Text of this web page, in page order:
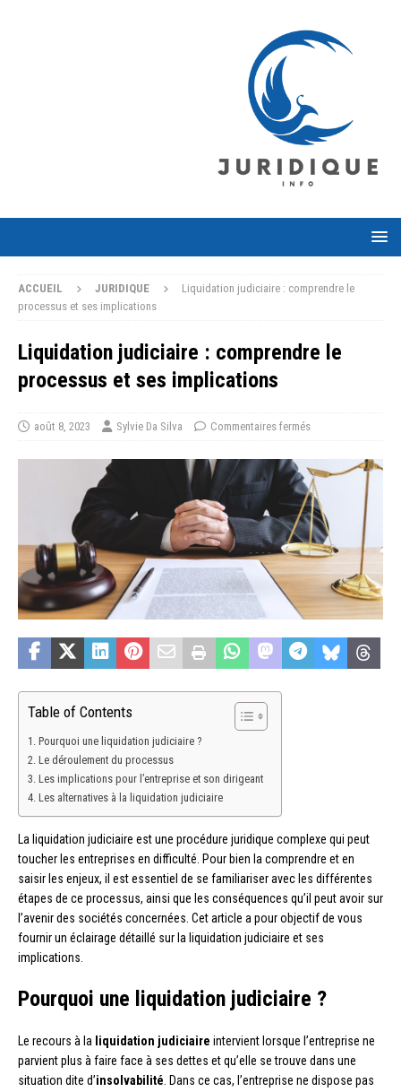
ACCUEIL JURIDIQUE
Liquidation judiciaire : comprendre le
processus et ses implications
Liquidation judiciaire : comprendre le
processus et ses implications
août 8, 2023 Sylvie Da Silva Commentaires fermés
Table of Contents
Pourquoi une liquidation judiciaire ?
Le déroulement du processus
Les implications pour l’entreprise et son dirigeant
Les alternatives à la liquidation judiciaire
La liquidation judiciaire est une procédure juridique complexe qui peut
toucher les entreprises en difficulté. Pour bien la comprendre et en
saisir les enjeux, il est essentiel de se familiariser avec les différentes
étapes de ce processus, ainsi que les conséquences qu’il peut avoir sur
l’avenir des sociétés concernées. Cet article a pour objectif de vous
fournir un éclairage détaillé sur la liquidation judiciaire et ses
implications.
Pourquoi une liquidation judiciaire ?
Le recours à la liquidation judiciaire intervient lorsque l’entreprise ne
parvient plus à faire face à ses dettes et qu’elle se trouve dans une
situation dite d’insolvabilité . Dans ce cas, l’entreprise ne dispose pas